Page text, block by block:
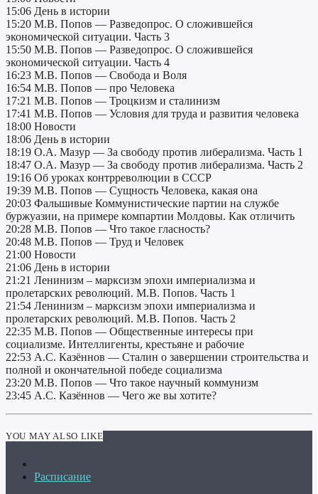
15:06 День в истории
15:20 М.В. Попов — Разведопрос. О сложившейся
экономической ситуации. Часть 3
15:50 М.В. Попов — Разведопрос. О сложившейся
экономической ситуации. Часть 4
16:23 М.В. Попов — Свобода и Воля
16:54 М.В. Попов — про Человека
17:21 М.В. Попов — Троцкизм и сталинизм
17:41 М.В. Попов — Условия для труда и развития человека
18:00 Новости
18:06 День в истории
18:19 О.А. Мазур — За свободу против либерализма. Часть 1
18:47 О.А. Мазур — За свободу против либерализма. Часть 2
19:16 Об уроках контрреволюции в СССР
19:39 М.В. Попов — Сущность Человека, какая она
20:03 Фальшивые Коммунистические партии на службе
буржуазии, на примере компартии Молдовы. Как отличить
20:28 М.В. Попов — Что такое гласность?
20:48 М.В. Попов — Труд и Человек
21:00 Новости
21:06 День в истории
21:21 Ленинизм – марксизм эпохи империализма и
пролетарских революций. М.В. Попов. Часть 1
21:54 Ленинизм – марксизм эпохи империализма и
пролетарских революций. М.В. Попов. Часть 2
22:35 М.В. Попов — Общественные интересы при
социализме. Интеллигенты, крестьяне и рабочие
22:53 А.С. Казённов — Сталин о завершении строительства и
полной и окончательной победе социализма
23:20 М.В. Попов — Что такое научный коммунизм
23:45 А.С. Казённов — Чего же вы хотите?
YOU MAY ALSO LIKE
Расписание